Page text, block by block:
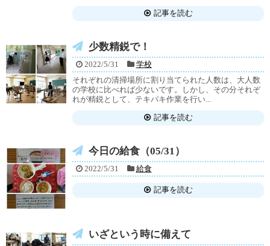
記事を読む
少数精鋭で！
2022/5/31
学校
それぞれの清掃場所に割り当てられた人数は、大人数
の学校に比べれば少ないです。しかし、その分それぞ
れが精鋭として、テキパキ作業を行い...
記事を読む
今日の給食（05/31）
2022/5/31 給食
記事を読む
いざという時に備えて